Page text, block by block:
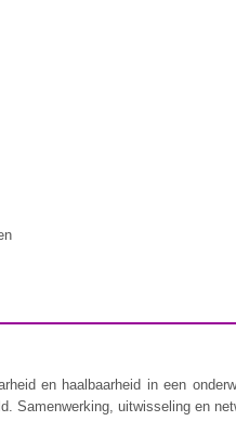
en haalbaarheid in een
Samenwerking, uitwisseling en